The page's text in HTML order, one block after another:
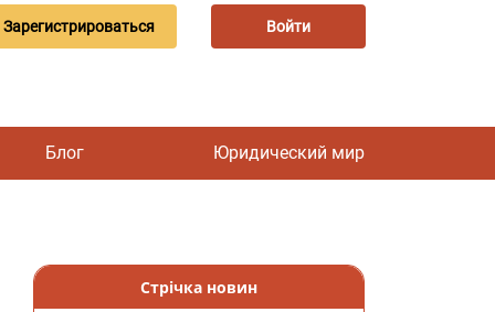
Зарегистрироваться Войти
Блог Юридический мир
Стрічка новин